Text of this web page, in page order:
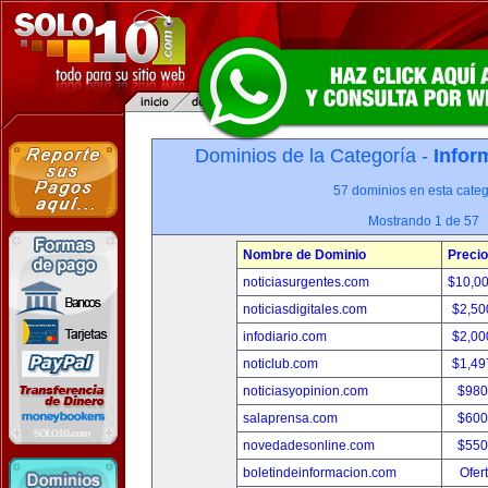
Dominios de la Categoría -
57 dominios en esta
Mostrando 1 de 57
Nombre de Dominio
Precio
noticiasurgentes.com
noticiasdigitales.com
infodiario.com
noticlub.com
noticiasyopinion.com
salaprensa.com
novedadesonline.com
boletindeinformacion.com